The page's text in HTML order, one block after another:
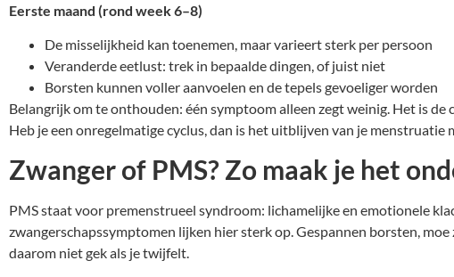
Eerste maand (rond week 6–8)
De misselijkheid kan toenemen, maar varieert sterk per persoon
Veranderde eetlust: trek in bepaalde dingen, of juist niet
Borsten kunnen voller aanvoelen en de tepels gevoeliger worden
Belangrijk om te onthouden: één symptoom alleen zegt weinig. Het is
Heb je een onregelmatige cyclus, dan is het uitblijven van je
Zwanger of PMS? Zo maak je het
PMS staat voor premenstrueel syndroom: lichamelijke en emotionele
zwangerschapssymptomen lijken hier sterk op. Gespannen borsten,
daarom niet gek als je twijfelt.